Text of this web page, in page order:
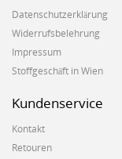
Datenschutzerklärung
Widerrufsbelehrung
Impressum
Stoffgeschäft in Wien
Kundenservice
Kontakt
Retouren